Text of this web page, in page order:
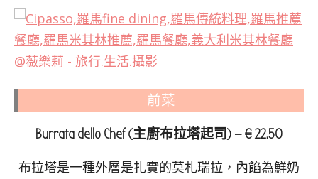
前菜
Burrata dello Chef (主廚布拉塔起司) — € 22.50
布拉塔是一種外層是扎實的莫札瑞拉，內餡為鮮奶